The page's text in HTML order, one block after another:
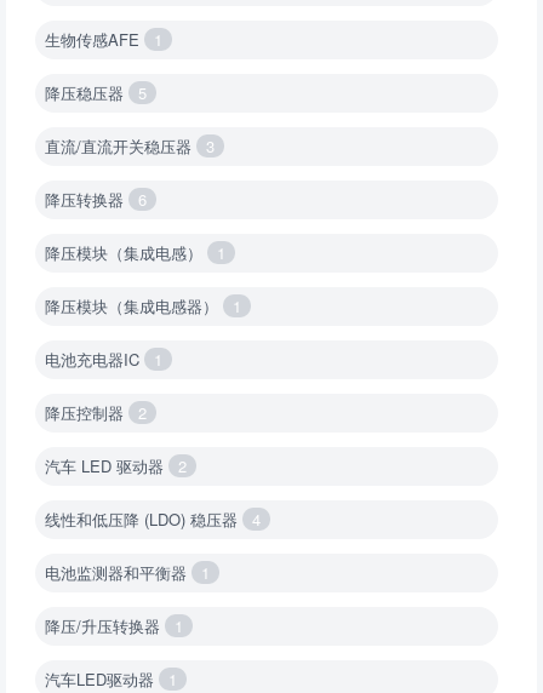
生物传感AFE 1
降压稳压器 5
直流/直流开关稳压器 3
降压转换器 6
降压模块（集成电感） 1
降压模块（集成电感器） 1
电池充电器IC 1
降压控制器 2
汽车 LED 驱动器 2
线性和低压降 (LDO) 稳压器 4
电池监测器和平衡器 1
降压/升压转换器 1
汽车LED驱动器 1